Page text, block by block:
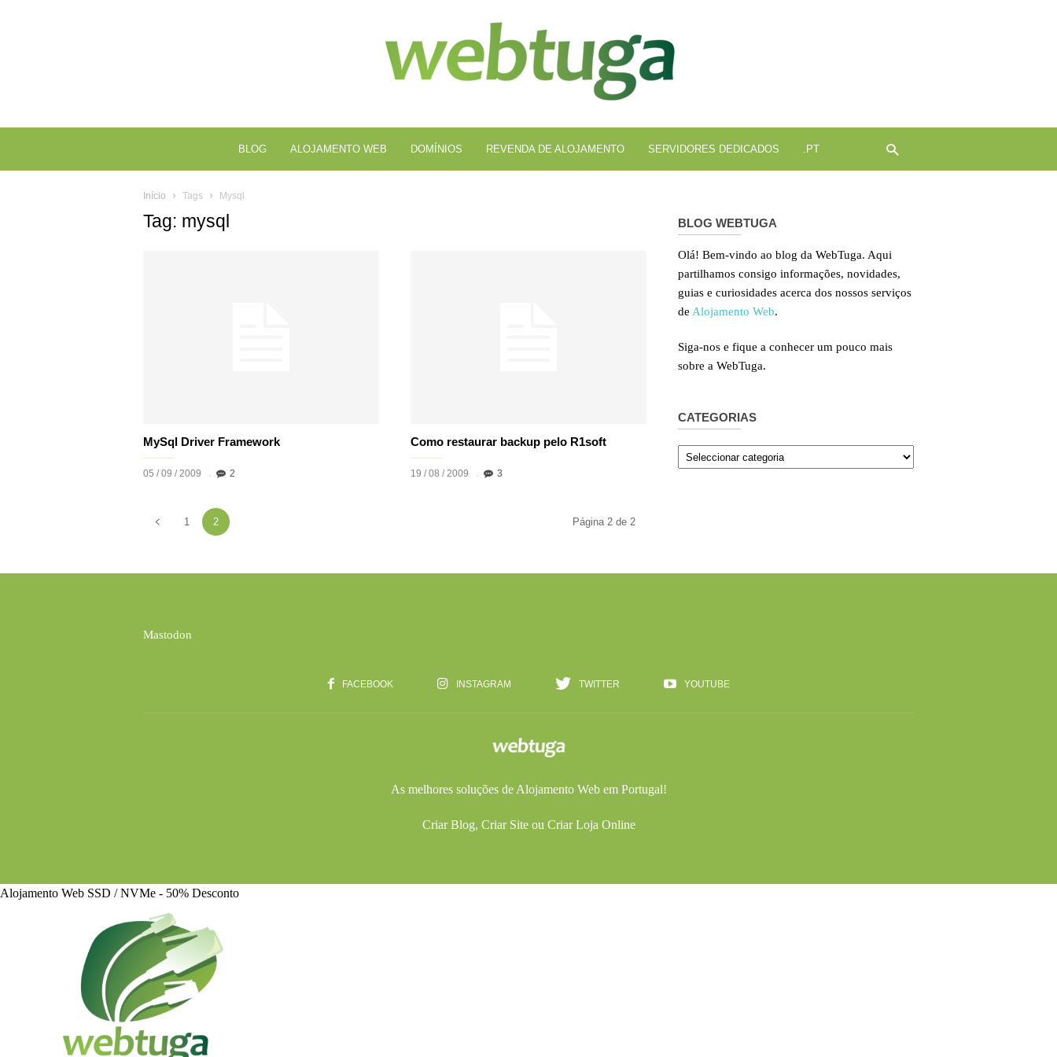
BLOG ALOJAMENTO WEB DOMÍNIOS REVENDA DE ALOJAMENTO SERVIDORES DEDICADOS .PT
Início Tags Mysql
Tag: mysql
MySql Driver Framework
05 / 09 / 2009 2
Como restaurar backup pelo R1soft
19 / 08 / 2009 3
1 2 Página 2 de 2
BLOG WEBTUGA
Olá! Bem-vindo ao blog da WebTuga. Aqui
partilhamos consigo informações, novidades,
guias e curiosidades acerca dos nossos serviços
de Alojamento Web.
Siga-nos e fique a conhecer um pouco mais
sobre a WebTuga.
CATEGORIAS
Categorias
Mastodon
FACEBOOK INSTAGRAM TWITTER YOUTUBE
As melhores soluções de Alojamento Webem Portugal!
Criar Blog, Criar Siteou Criar Loja Online
Alojamento Web SSD / NVMe - 50% Desconto